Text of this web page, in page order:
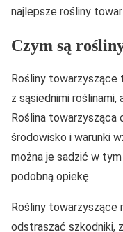
najlepsze rośliny
Czym są
Rośliny towarzyszące
z sąsiednimi
Roślina towarzysząca
środowisko i warunki
można je sadzić w
podobną opiekę.
Rośliny towarzyszące
odstraszać szkodniki,